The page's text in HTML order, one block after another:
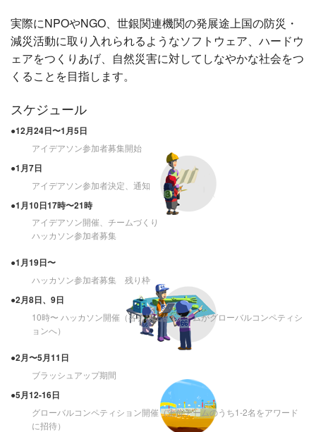
実際にNPOやNGO、世銀関連機関の発展途上国の防災・
減災活動に取り入れられるようなソフトウェア、ハードウ
ェアをつくりあげ、自然災害に対してしなやかな社会をつ
くることを目指します。
スケジュール
●12月24日〜1月5日
アイデアソン参加者募集開始
●1月7日
アイデアソン参加者決定、通知
●1月10日17時〜21時
アイデアソン開催、チームづくり
ハッカソン参加者募集
●1月19日〜
ハッカソン参加者募集 残り枠
●2月8日、9日
10時〜 ハッカソン開催（各会場上位1チームがグローバルコンペティシ
ョンへ）
●2月〜5月11日
ブラッシュアップ期間
●5月12-16日
グローバルコンペティション開催（上位チームのうち1-2名をアワード
に招待）